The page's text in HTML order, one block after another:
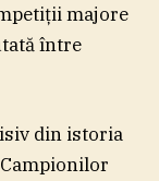
majore
între
din istoria